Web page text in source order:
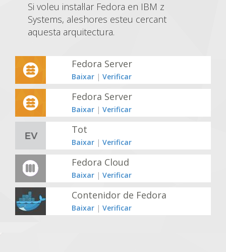
Si voleu instal·lar Fedora en IBM z
Systems, aleshores esteu cercant
aquesta arquitectura.
Fedora Server
Baixar | Verificar
Fedora Server
Baixar | Verificar
Tot
Baixar | Verificar
Fedora Cloud
Baixar | Verificar
Contenidor de Fedora
Baixar | Verificar